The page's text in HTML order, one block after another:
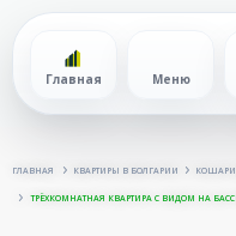
Главная Меню
ГЛАВНАЯ КВАРТИРЫ В БОЛГАРИИ
ТРЁХКОМНАТНАЯ КВАРТИРА С ВИДОМ НА